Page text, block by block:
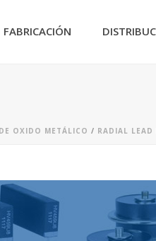
FABRICACIÓN
OXIDO METÁLICO / RADIAL LEAD